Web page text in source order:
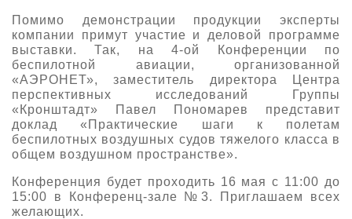
Помимо демонстрации продукции эксперты
компании примут участие и деловой программе
выставки. Так, на 4-ой Конференции по
беспилотной авиации, организованной
«АЭРОНЕТ», заместитель директора Центра
перспективных исследований Группы
«Кронштадт» Павел Пономарев представит
доклад «Практические шаги к полетам
беспилотных воздушных судов тяжелого класса в
общем воздушном пространстве».
Конференция будет проходить 16 мая с 11:00 до
15:00 в Конференц-зале №3. Приглашаем всех
желающих.